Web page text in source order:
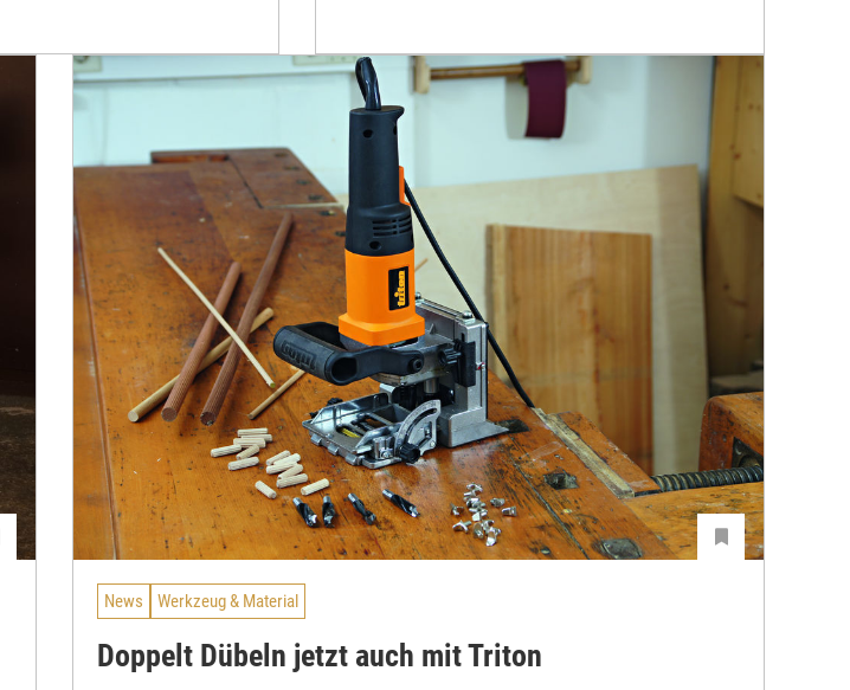
News Werkzeug & Material
Doppelt Dübeln jetzt auch mit Triton